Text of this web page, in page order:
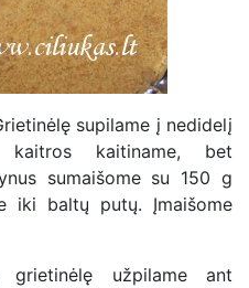
supilame į nedidelį
kaitiname, bet
sumaišome su 150 g
iki baltų putų. Įmaišome
grietinėlę užpilame ant